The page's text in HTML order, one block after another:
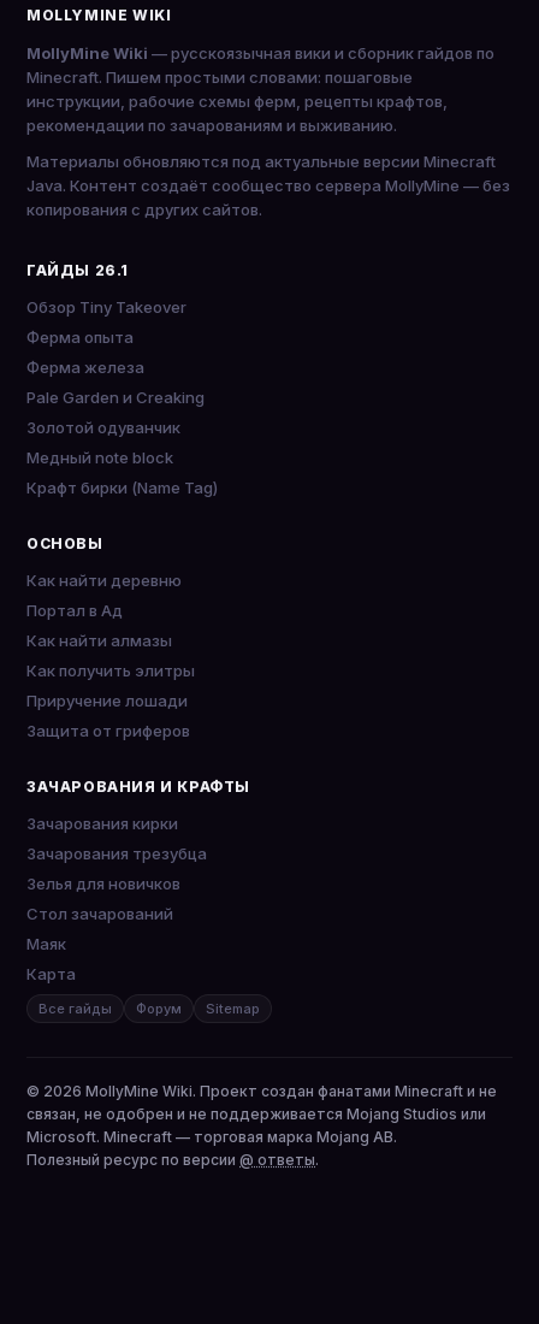
MOLLYMINE WIKI
MollyMine Wiki — русскоязычная вики и сборник гайдов по
Minecraft. Пишем простыми словами: пошаговые
инструкции, рабочие схемы ферм, рецепты крафтов,
рекомендации по зачарованиям и выживанию.
Материалы обновляются под актуальные версии Minecraft
Java. Контент создаёт сообщество сервера MollyMine — без
копирования с других сайтов.
ГАЙДЫ 26.1
Обзор Tiny Takeover
Ферма опыта
Ферма железа
Pale Garden и Creaking
Золотой одуванчик
Медный note block
Крафт бирки (Name Tag)
ОСНОВЫ
Как найти деревню
Портал в Ад
Как найти алмазы
Как получить элитры
Приручение лошади
Защита от гриферов
ЗАЧАРОВАНИЯ И КРАФТЫ
Зачарования кирки
Зачарования трезубца
Зелья для новичков
Стол зачарований
Маяк
Карта
Все гайды Форум Sitemap
© 2026 MollyMine Wiki. Проект создан фанатами Minecraft и не
связан, не одобрен и не поддерживается Mojang Studios или
Microsoft. Minecraft — торговая марка Mojang AB.
Полезный ресурс по версии @ ответы.